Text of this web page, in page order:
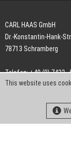
CARL HAAS GmbH
Dr.-Konstantin-Hank-
78713 Schramberg
Telefon: +49 (0) 7422 .
Telefax: +49 (0) 7422 .
info-ch@kern-
This website uses